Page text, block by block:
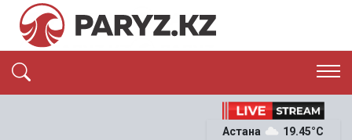
Астана 19.45°C